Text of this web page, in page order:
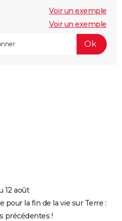
Voir un exemple
Voir un exemple
12 août
pour la fin de la vie sur Terre :
précédentes !